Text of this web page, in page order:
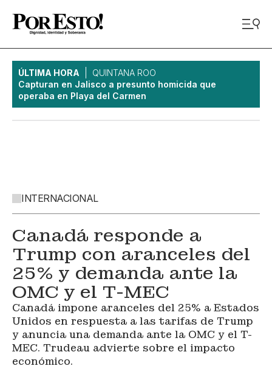
ÚLTIMA HORA
QUINTANA ROO
Capturan en Jalisco a presunto homicida que
operaba en Playa del Carmen
INTERNACIONAL
Canadá responde a
Trump con aranceles del
25% y demanda ante la
OMC y el T-MEC
Canadá impone aranceles del 25% a Estados
Unidos en respuesta a las tarifas de Trump
y anuncia una demanda ante la OMC y el T-
MEC. Trudeau advierte sobre el impacto
económico.